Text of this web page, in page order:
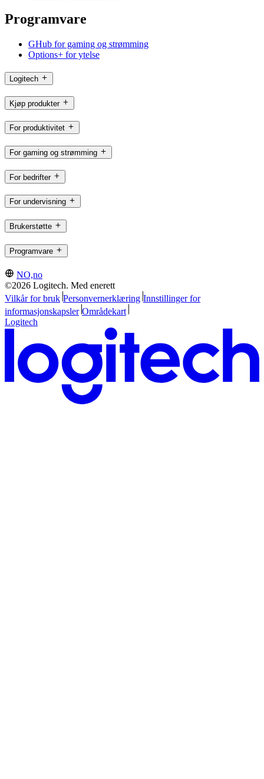
Programvare
GHub for gaming og strømming
Options+ for ytelse
Logitech
Kjøp produkter
For produktivitet
For gaming og strømming
For bedrifter
For undervisning
Brukerstøtte
Programvare
NO,no
©2026 Logitech. Med enerett
Vilkår for bruk Personvernerklæring Innstillinger for
informasjonskapsler Områdekart
Logitech